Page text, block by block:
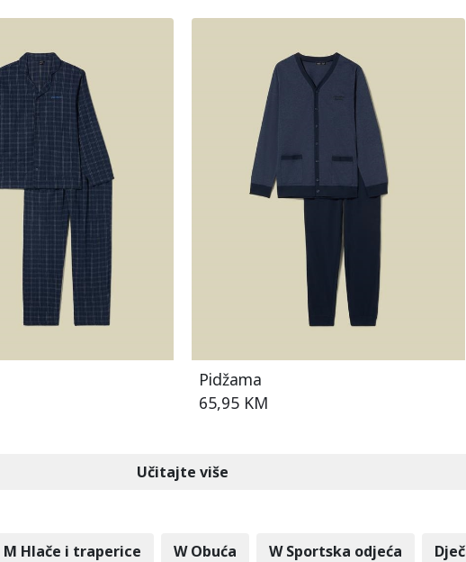
Pidžama
65,95 KM
Učitajte više
M Hlače i traperice W Obuća W Sportska odjeća